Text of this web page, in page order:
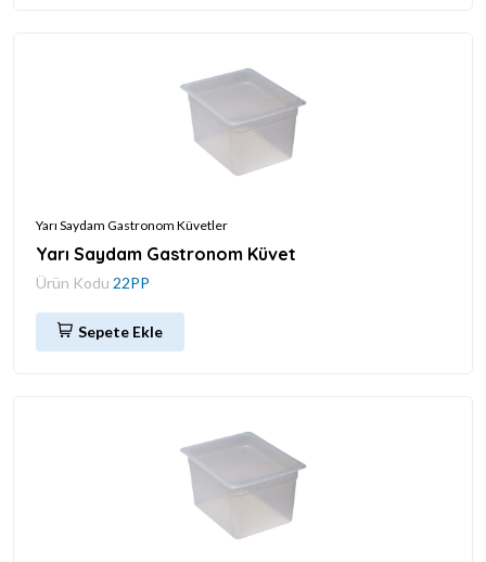
Yarı Saydam Gastronom Küvetler
Yarı Saydam Gastronom Küvet
Ürün Kodu 22PP
Sepete Ekle